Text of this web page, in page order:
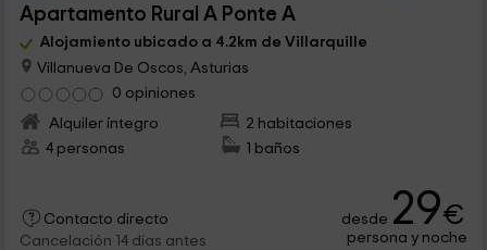
Apartamento Rural A Ponte A
Alojamiento ubicado a 4.2km de Villarquille
Villanueva De Oscos, Asturias
0 opiniones
Alquiler íntegro
2 habitaciones
4 personas
1 baños
Contacto directo
Cancelación 14 días antes
desde 29€
persona y noche